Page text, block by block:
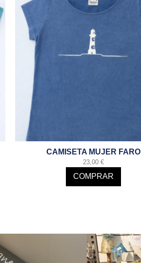
CAMISETA MUJER FARO
23,00 €
COMPRAR